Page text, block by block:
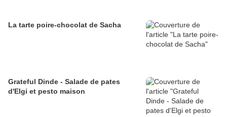
La tarte poire-chocolat de Sacha
Grateful Dinde - Salade de pates
d'Elgi et pesto maison